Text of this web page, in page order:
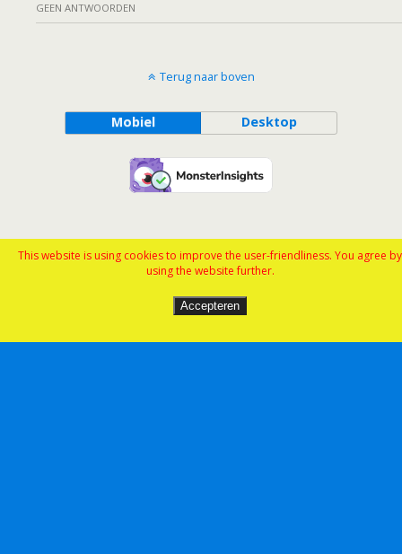
GEEN ANTWOORDEN
Terug naar boven
Mobiel Desktop
This website is using cookies to improve the user-friendliness. You agree by
using the website further.
Accepteren